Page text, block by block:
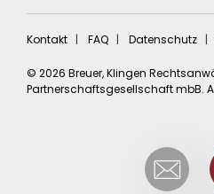
Kontakt FAQ Datenschutz
© 2026 Breuer, Klingen
Partnerschaftsgesellschaft mbB.